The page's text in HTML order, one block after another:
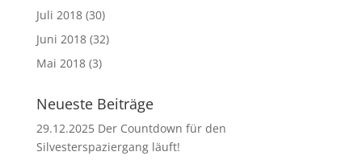
Juli 2018(30)
Juni 2018(32)
Mai 2018(3)
Neueste Beiträge
29.12.2025 Der Countdown für den
Silvesterspaziergang läuft!